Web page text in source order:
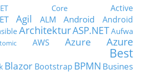
Core
Active
Agil ALM Android
Android
ArchitekturASP.NETAufwa
AWS Azure
Azure
Best
Blazor Bootstrap BPMN Busines